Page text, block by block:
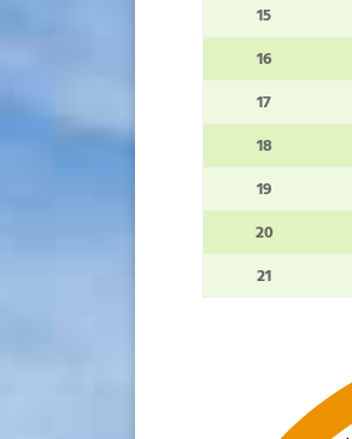
15
16
17
18
19
20
21